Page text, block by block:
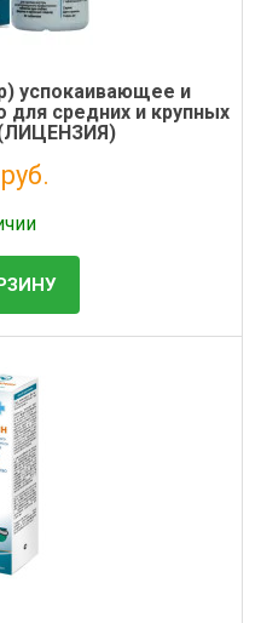
успокаивающее и
для средних и крупных
(ЛИЦЕНЗИЯ)